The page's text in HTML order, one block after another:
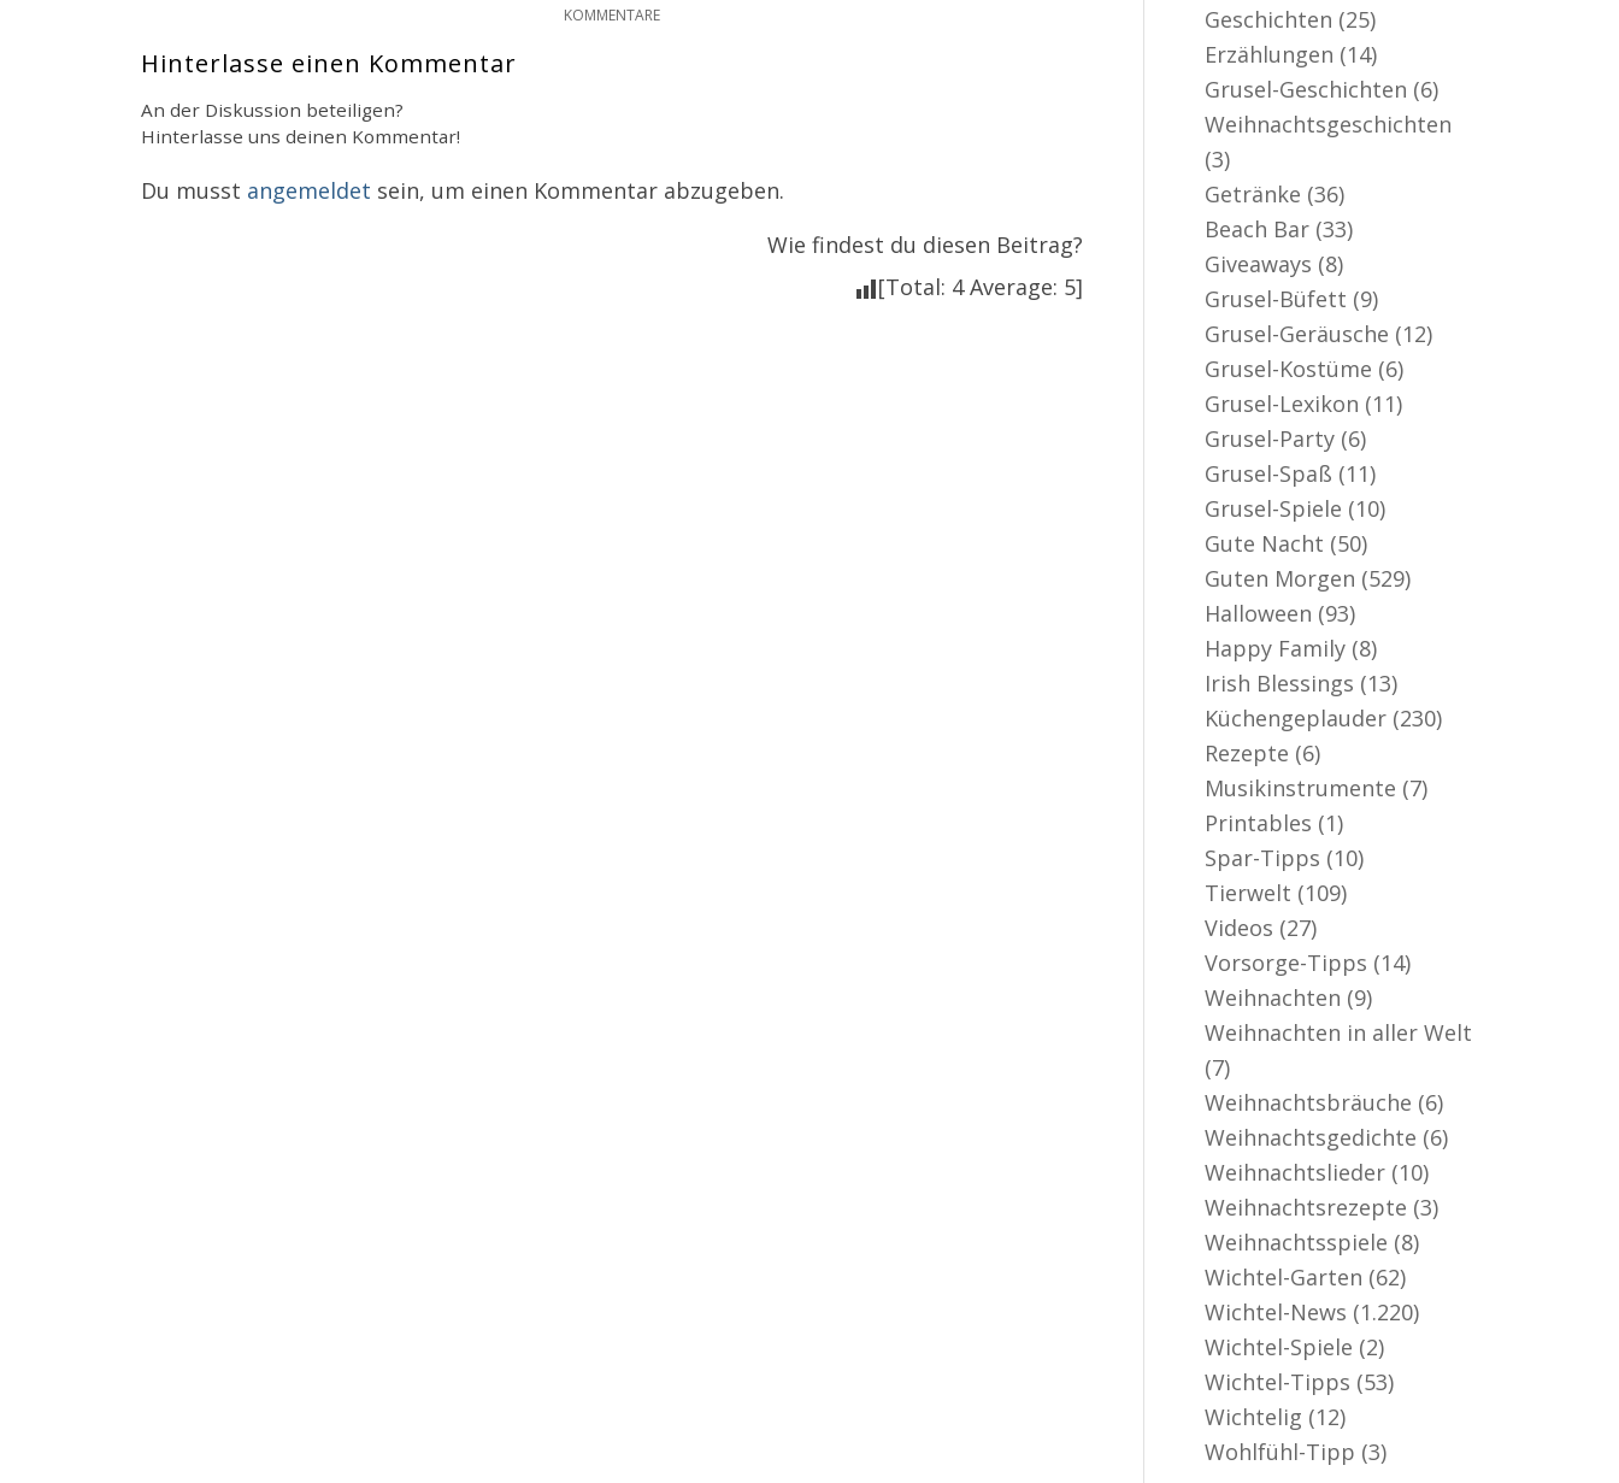
KOMMENTARE
Hinterlasse einen Kommentar
An der Diskussion beteiligen?
Hinterlasse uns deinen Kommentar!
Du musst angemeldet sein, um einen Kommentar abzugeben.
Wie findest du diesen Beitrag?
[Total: 4Average: 5]
Geschichten (25)
Erzählungen (14)
Grusel-Geschichten (6)
Weihnachtsgeschichten
(3)
Getränke (36)
Beach Bar (33)
Giveaways (8)
Grusel-Büfett (9)
Grusel-Geräusche (12)
Grusel-Kostüme (6)
Grusel-Lexikon (11)
Grusel-Party (6)
Grusel-Spaß (11)
Grusel-Spiele (10)
Gute Nacht (50)
Guten Morgen (529)
Halloween (93)
Happy Family (8)
Irish Blessings (13)
Küchengeplauder (230)
Rezepte (6)
Musikinstrumente (7)
Printables (1)
Spar-Tipps (10)
Tierwelt (109)
Videos (27)
Vorsorge-Tipps (14)
Weihnachten (9)
Weihnachten in aller Welt
(7)
Weihnachtsbräuche (6)
Weihnachtsgedichte (6)
Weihnachtslieder (10)
Weihnachtsrezepte (3)
Weihnachtsspiele (8)
Wichtel-Garten (62)
Wichtel-News (1.220)
Wichtel-Spiele (2)
Wichtel-Tipps (53)
Wichtelig (12)
Wohlfühl-Tipp (3)